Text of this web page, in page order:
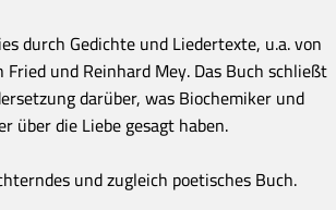
durch Gedichte und Liedertexte, u.a. von
und Reinhard Mey. Das Buch schließt
darüber, was Biochemiker und
über die Liebe gesagt haben.
und zugleich poetisches Buch.